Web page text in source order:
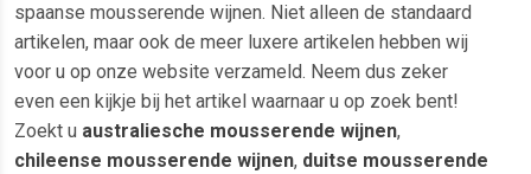
spaanse mousserende wijnen. Niet alleen de standaard
artikelen, maar ook de meer luxere artikelen hebben wij
voor u op onze website verzameld. Neem dus zeker
even een kijkje bij het artikel waarnaar u op zoek bent!
Zoekt u australiesche mousserende wijnen,
chileense mousserende wijnen, duitse mousserende